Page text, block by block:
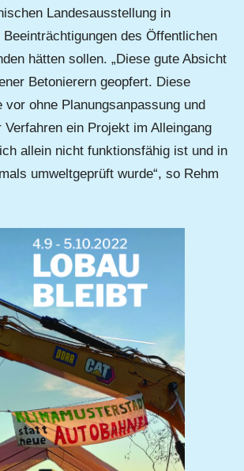
Landesausstellung in
des Öffentlichen
hätten sollen. „Diese gute Absicht
Betonierern geopfert. Diese
vor ohne Planungsanpassung und
Verfahren ein Projekt im Alleingang
allein nicht funktionsfähig ist und in
umweltgeprüft wurde“, so Rehm